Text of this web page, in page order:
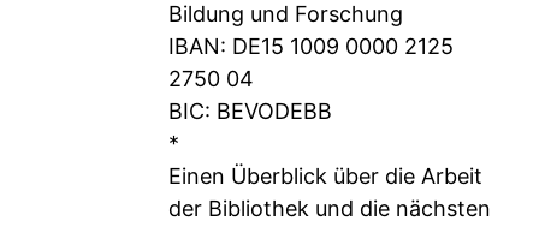
Bildung und Forschung
IBAN: DE15 1009 0000 2125
2750 04
BIC: BEVODEBB
*
Einen Überblick über die Arbeit
der Bibliothek und die nächsten